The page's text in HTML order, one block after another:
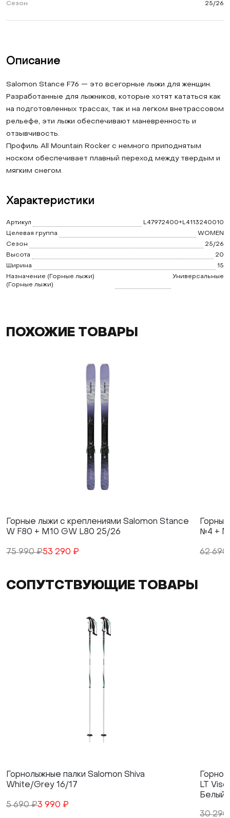
Сезон 25/26
Описание
Salomon Stance F76 — это всегорные лыжи для женщин.
Разработанные для лыжников, которые хотят кататься как
на подготовленных трассах, так и на легком внетрассовом
рельефе, эти лыжи обеспечивают маневренность и
отзывчивость.
Профиль All Mountain Rocker с немного приподнятым
носком обеспечивает плавный переход между твердым и
мягким снегом.
Характеристики
Артикул
L47972400+L4113240010
Целевая группа
WOMEN
Сезон
25/26
Высота
20
Ширина
15
Назначение (Горные лыжи)
(Горные лыжи)
Универсальные
ПОХОЖИЕ ТОВАРЫ
Горные лыжи с креплениями Salomon Stance
W F80 + M10 GW L80 25/26
75 990 ₽53 290 ₽
№4 +
62 690
СОПУТСТВУЮЩИЕ ТОВАРЫ
Горнолыжные палки Salomon Shiva
White/Grey 16/17
5 690 ₽3 990 ₽
LT
Белый
30